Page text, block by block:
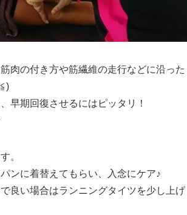
肉の付き方や筋繊維の走行などに沿った
早期回復させるにはピッタリ！
。
ンに着替えてもらい、入念にケア♪
良い場合はランニングタイツを少し上げ